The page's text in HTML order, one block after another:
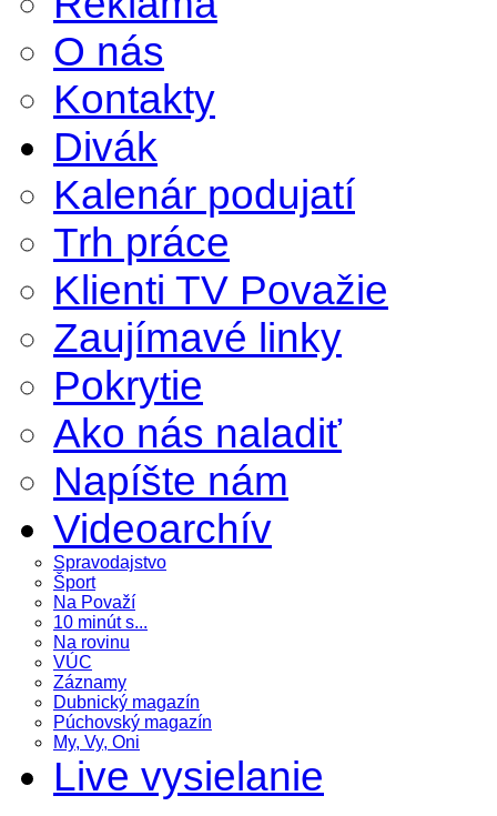
O nás
Kontakty
Divák
Kalenár podujatí
Trh práce
Klienti TV Považie
Zaujímavé linky
Pokrytie
Ako nás naladiť
Napíšte nám
Videoarchív
Spravodajstvo
Šport
Na Považí
10 minút s...
Na rovinu
VÚC
Záznamy
Dubnický magazín
Púchovský magazín
My, Vy, Oni
Live vysielanie